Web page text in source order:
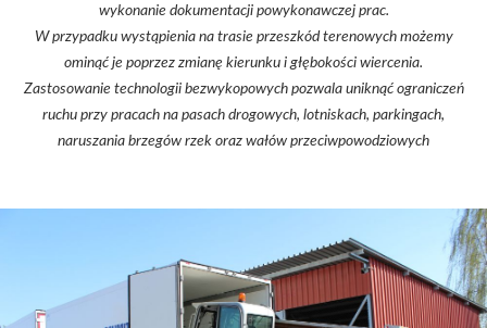
wykonanie dokumentacji powykonawczej prac.
W przypadku wystąpienia na trasie przeszkód terenowych możemy
ominąć je poprzez zmianę kierunku i głębokości wiercenia.
Zastosowanie technologii bezwykopowych pozwala uniknąć ograniczeń
ruchu przy pracach na pasach drogowych, lotniskach, parkingach,
naruszania brzegów rzek oraz wałów przeciwpowodziowych